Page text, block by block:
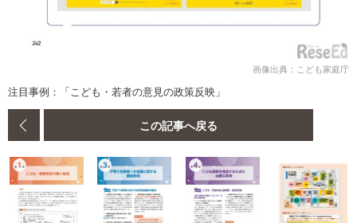
画像出典：こども家庭庁
注目事例：「こども・若者の意見の政策反映」
この記事へ戻る